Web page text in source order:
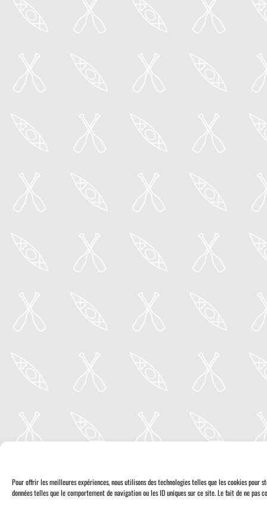
Pour offrir les meilleures expériences, nous utilisons des technologies telles que les cookies
données telles que le comportement de navigation ou les ID uniques sur ce site. Le fait de ne